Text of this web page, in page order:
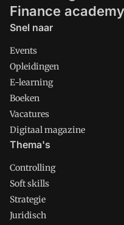
Finance academy
Snel naar
Events
Opleidingen
E-learning
Boeken
Vacatures
Digitaal magazine
Thema's
Controlling
Soft skills
Strategie
Juridisch